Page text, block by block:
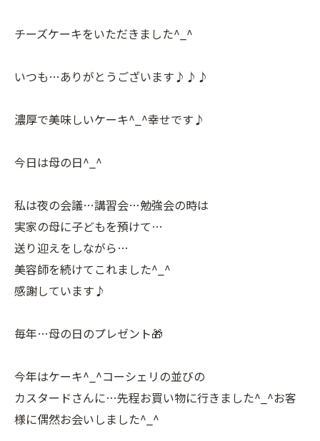
チーズケーキをいただきました^_^
いつも…ありがとうございます♪♪♪
濃厚で美味しいケーキ^_^幸せです♪
今日は母の日^_^
私は夜の会議…講習会…勉強会の時は
実家の母に子どもを預けて…
送り迎えをしながら…
美容師を続けてこれました^_^
感謝しています♪
毎年…母の日のプレゼント🎁
今年はケーキ^_^コーシェリの並びの
カスタードさんに…先程お買い物に行きました^_^お客
様に偶然お会いしました^_^